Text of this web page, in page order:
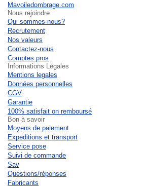
Mavoiledombrage.com
Nous rejoindre
Qui sommes-nous?
Recrutement
Nos valeurs
Contactez-nous
Comptes pros
Informations Légales
Mentions legales
Données personnelles
CGV
Garantie
100% satisfait on remboursé
Bon à savoir
Moyens de paiement
Expeditions et transport
Service pose
Suivi de commande
Sav
Questions/réponses
Fabricants